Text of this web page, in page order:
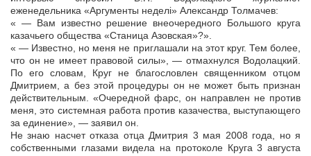
еженедельника «Аргументы неделi» Александр Толмачев:
« — Вам известно решение внеочередного Большого круга
казачьего общества «Станица Азовская»?».
« — Известно, но меня не приглашали на этот круг. Тем более,
что он не имеет правовой силы», — отмахнулся Водолацкий.
По его словам, Круг не благословлен священником отцом
Дмитрием, а без этой процедуры он не может быть признан
действительным. «Очередной фарс, он направлен не против
меня, это системная работа против казачества, выступающего
за единение», — заявил он.
Не знаю насчет отказа отца Дмитрия 3 мая 2008 года, но я
собственными глазами видела на протоколе Круга 3 августа